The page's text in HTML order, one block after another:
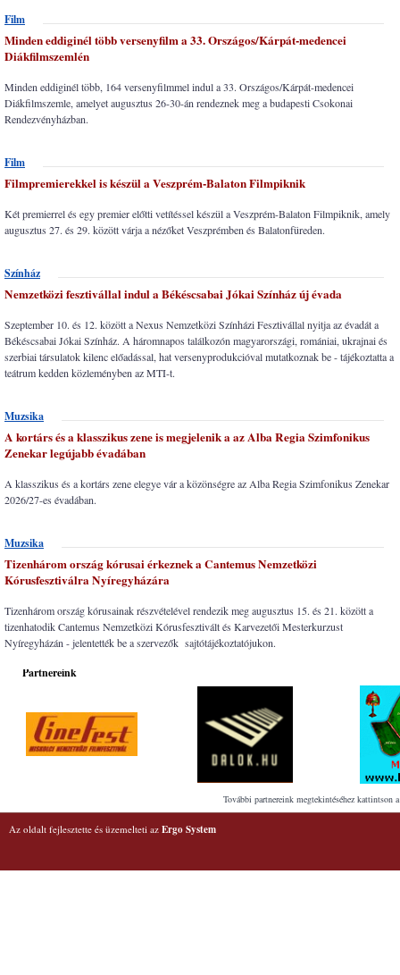
Film
Minden eddiginél több versenyfilm a 33. Országos/Kárpát-medencei
Diákfilmszemlén
Minden eddiginél több, 164 versenyfilmmel indul a 33. Országos/Kárpát-medencei
Diákfilmszemle, amelyet augusztus 26-30-án rendeznek meg a budapesti Csokonai
Rendezvényházban.
Film
Filmpremierekkel is készül a Veszprém-Balaton Filmpiknik
Két premierrel és egy premier előtti vetítéssel készül a Veszprém-Balaton Filmpiknik, amely
augusztus 27. és 29. között várja a nézőket Veszprémben és Balatonfüreden.
Színház
Nemzetközi fesztivállal indul a Békéscsabai Jókai Színház új évada
Szeptember 10. és 12. között a Nexus Nemzetközi Színházi Fesztivállal nyitja az évadát a
Békéscsabai Jókai Színház. A háromnapos találkozón magyarországi, romániai, ukrajnai és
szerbiai társulatok kilenc előadással, hat versenyprodukcióval mutatkoznak be - tájékoztatta a
teátrum kedden közleményben az MTI-t.
Muzsika
A kortárs és a klasszikus zene is megjelenik a az Alba Regia Szimfonikus
Zenekar legújabb évadában
A klasszikus és a kortárs zene elegye vár a közönségre az Alba Regia Szimfonikus Zenekar
2026/27-es évadában.
Muzsika
Tizenhárom ország kórusai érkeznek a Cantemus Nemzetközi
Kórusfesztiválra Nyíregyházára
Tizenhárom ország kórusainak részvételével rendezik meg augusztus 15. és 21. között a
tizenhatodik Cantemus Nemzetközi Kórusfesztivált és Karvezetői Mesterkurzust
Nyíregyházán - jelentették be a szervezők sajtótájékoztatójukon.
További partnereink megtekintéséhez kattintson
Partnereink
Az oldalt fejlesztette és üzemelteti az Ergo System